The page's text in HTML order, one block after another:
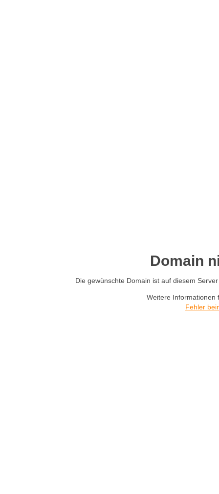
Domain
Die gewünschte Domain ist auf diesem
Weitere Informationen
Fehler